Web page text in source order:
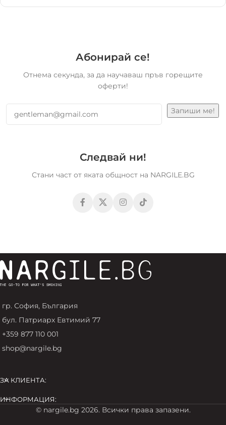
Абонирай се!
Отнема секунда, за да научаваш пръв горещите
оферти!
Следвай ни!
Стани част от яката общност на NARGILE.BG
гр. София, България
бул. Патриарх Евтимий 77
+359 877 110 001
shop@nargile.bg
ЗА КЛИЕНТА:
ИНФОРМАЦИЯ:
© nargile.bg 2026. Всички права запазени.